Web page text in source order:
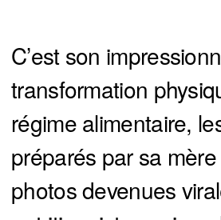
C’est son
transformation
régime alimentaire,
préparés par sa
photos devenues